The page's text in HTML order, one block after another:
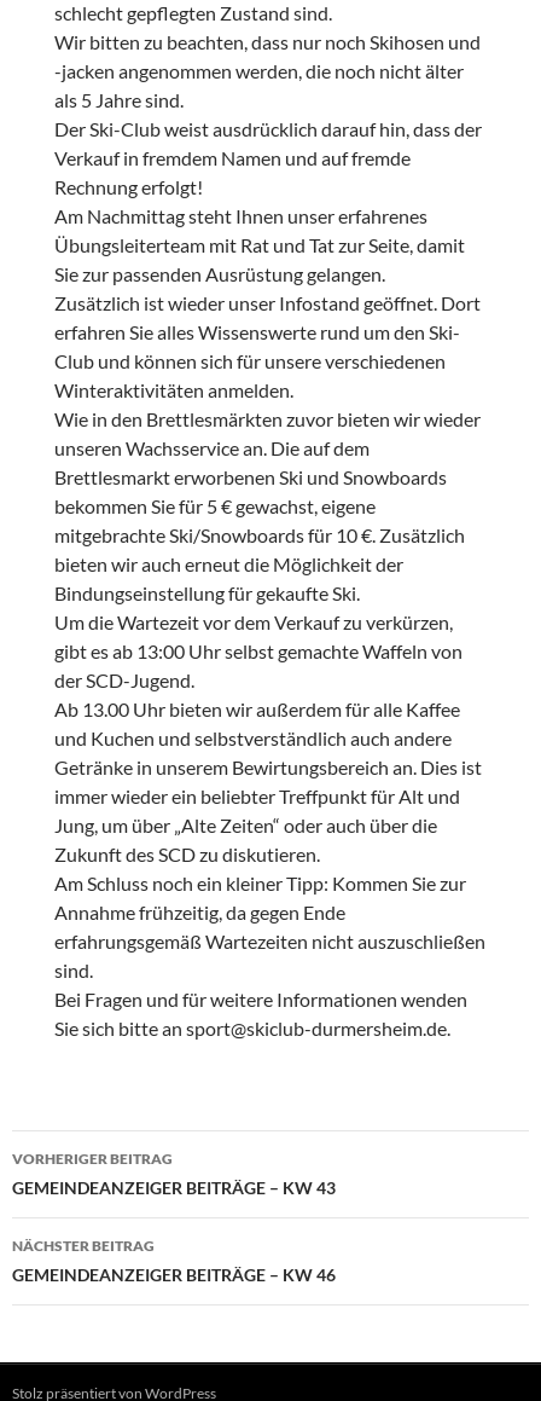
schlecht gepflegten Zustand sind.
Wir bitten zu beachten, dass nur noch Skihosen und
-jacken angenommen werden, die noch nicht älter
als 5 Jahre sind.
Der Ski-Club weist ausdrücklich darauf hin, dass der
Verkauf in fremdem Namen und auf fremde
Rechnung erfolgt!
Am Nachmittag steht Ihnen unser erfahrenes
Übungsleiterteam mit Rat und Tat zur Seite, damit
Sie zur passenden Ausrüstung gelangen.
Zusätzlich ist wieder unser Infostand geöffnet. Dort
erfahren Sie alles Wissenswerte rund um den Ski-
Club und können sich für unsere verschiedenen
Winteraktivitäten anmelden.
Wie in den Brettlesmärkten zuvor bieten wir wieder
unseren Wachsservice an. Die auf dem
Brettlesmarkt erworbenen Ski und Snowboards
bekommen Sie für 5 € gewachst, eigene
mitgebrachte Ski/Snowboards für 10 €. Zusätzlich
bieten wir auch erneut die Möglichkeit der
Bindungseinstellung für gekaufte Ski.
Um die Wartezeit vor dem Verkauf zu verkürzen,
gibt es ab 13:00 Uhr selbst gemachte Waffeln von
der SCD-Jugend.
Ab 13.00 Uhr bieten wir außerdem für alle Kaffee
und Kuchen und selbstverständlich auch andere
Getränke in unserem Bewirtungsbereich an. Dies ist
immer wieder ein beliebter Treffpunkt für Alt und
Jung, um über „Alte Zeiten“ oder auch über die
Zukunft des SCD zu diskutieren.
Am Schluss noch ein kleiner Tipp: Kommen Sie zur
Annahme frühzeitig, da gegen Ende
erfahrungsgemäß Wartezeiten nicht auszuschließen
sind.
Bei Fragen und für weitere Informationen wenden
Sie sich bitte an sport@skiclub-durmersheim.de.
Beitragsnavigation
VORHERIGER BEITRAG
GEMEINDEANZEIGER BEITRÄGE – KW 43
NÄCHSTER BEITRAG
GEMEINDEANZEIGER BEITRÄGE – KW 46
Stolz präsentiert von WordPress